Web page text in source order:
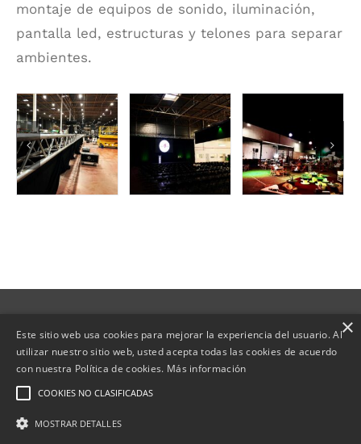
montaje de equipos de sonido, iluminación,
pantalla led, estructuras y telones para separar
ambientes.
Copyright | Web desenvolupada per
|Política de Cookies|
Política de privacidad|Aviso Legal
Ambiental
×
Este sitio web usa cookies para mejorar la experiencia del usuario. Al
utilizar nuestro sitio web, usted acepta todas las cookies de acuerdo
con nuestra Política de cookies. Más información
COOKIES NO CLASIFICADAS
MOSTRAR DETALLES